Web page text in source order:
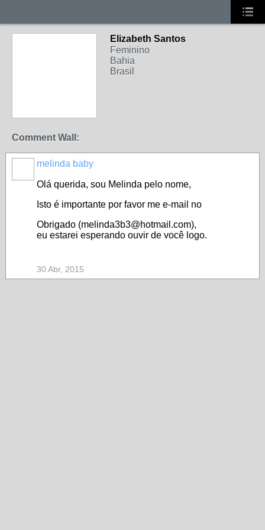
Elizabeth Santos
Feminino
Bahia
Brasil
Comment Wall:
melinda baby
Olá querida, sou Melinda pelo nome,
Isto é importante por favor me e-mail no
Obrigado (melinda3b3@hotmail.com),
eu estarei esperando ouvir de você logo.
30 Abr, 2015